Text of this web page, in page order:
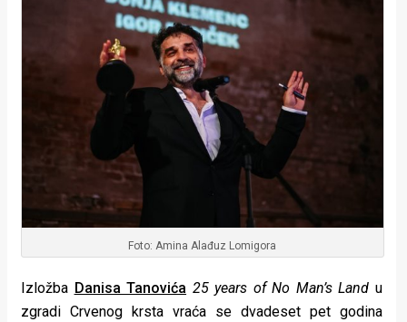
Magazin
Foto: Amina Alađuz Lomigora
Izložba Danisa Tanovića 25 years of No Man’s Land u
zgradi Crvenog krsta vraća se dvadeset pet godina